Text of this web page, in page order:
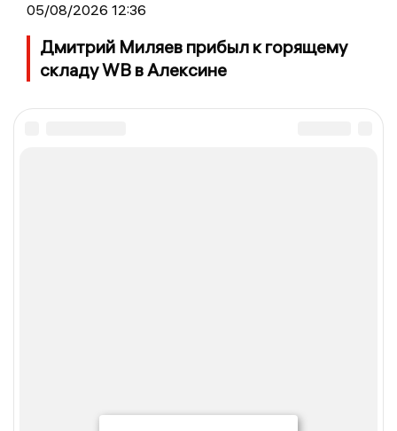
05/08/2026 12:36
Дмитрий Миляев прибыл к горящему
складу WB в Алексине